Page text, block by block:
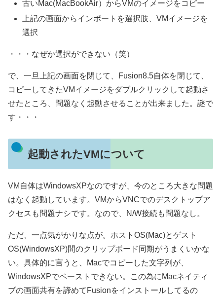
古いMac(MacBookAir）からVMのイメージをコピー
上記の画面からインポートを選択肢、VMイメージを
選択
・・・なぜか選択ができない（笑）
で、一旦上記の画面を閉じて、Fusion8.5自体を閉じて、
コピーしてきたVMイメージをダブルクリックして起動さ
せたところ、問題なく起動させることが出来ました。謎で
す・・・
起動されたVMについて
VM自体はWindowsXPなのですが、今のところ大きな問題
はなく起動しています。VMからVNCでのデスクトップア
クセスも問題ナシです。なので、N/W接続も問題なし。
ただ、一点気がかりな点が。ホストOS(Mac)とゲスト
OS(WindowsXP)間のクリップボード同期がうまくいかな
い。具体的に言うと、Macでコピーした文字列が、
WindowsXPでペーストできない。この為にMacネイティ
ブの画面共有を諦めてFusionをインストールしてるの